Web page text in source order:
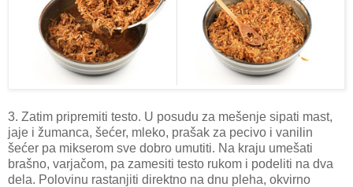
3. Zatim pripremiti testo. U posudu za mešenje sipati mast,
jaje i žumanca, šećer, mleko, prašak za pecivo i vanilin
šećer pa mikserom sve dobro umutiti. Na kraju umešati
brašno, varjačom, pa zamesiti testo rukom i podeliti na dva
dela. Polovinu rastanjiti direktno na dnu pleha, okvirno